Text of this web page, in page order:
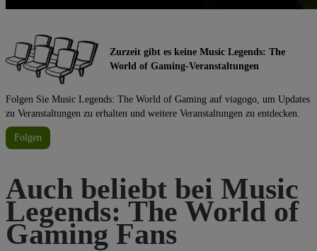
Zurzeit gibt es keine Music Legends: The
World of Gaming-Veranstaltungen
Folgen Sie Music Legends: The World of Gaming auf viagogo, um Updates
zu Veranstaltungen zu erhalten und weitere Veranstaltungen zu entdecken.
Folgen
Auch beliebt bei Music
Legends: The World of
Gaming Fans